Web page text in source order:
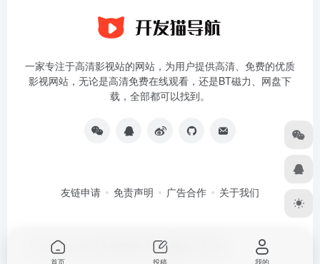
一家专注于高清影视站的网站，为用户提供高清、免费的优质
影视网站，无论是高清免费在线观看，还是BT磁力、网盘下
载，全部都可以找到。
友链申请 免责声明 广告合作 关于我们
Copyright © 2026 由OneNav
首页 投稿 我的